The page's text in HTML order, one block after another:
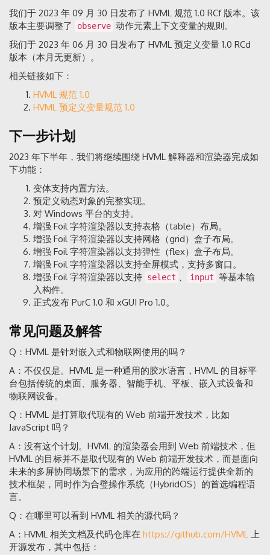
我们于 2023 年 09 月 30 日发布了 HVML 规范 1.0 RCf 版本。该
版本主要调整了
observe 动作元素上下文变量的规则。
我们于 2023 年 06 月 30 日发布了 HVML 预定义变量 1.0 RCd
版本（本月无更新）。
相关链接如下：
HVML 规范 1.0
HVML 预定义变量规范 1.0
下一步计划
2023 年下半年，我们将继续围绕 HVML 解释器和渲染器完成如
下功能：
变体支持内置方法。
预定义动态对象的完整实现。
对 Windows 平台的支持。
增强 Foil 字符渲染器以支持表格（table）布局。
增强 Foil 字符渲染器以支持网格（grid）盒子布局。
增强 Foil 字符渲染器以支持弹性（flex）盒子布局。
增强 Foil 字符渲染器以支持全屏模式，支持多窗口。
增强 Foil 字符渲染器以支持 select 、 input 等基本输
入构件。
正式发布 PurC 1.0 和 xGUI Pro 1.0。
常见问题及解答
Q：HVML 是针对嵌入式和物联网使用的吗？
A：不仅仅是。HVML 是一种通用的胶水语言，HVML 的目标平
台包括传统的桌面、服务器、智能手机、平板、嵌入式设备和
物联网设备。
Q：HVML 是打算取代现有的 Web 前端开发技术，比如
JavaScript 吗？
A：没有这个计划。HVML 的渲染器会用到 Web 前端技术，但
HVML 的目标并不是取代现有的 Web 前端开发技术，而是面向
未来的多屏协同场景下的需求，为应用的跨端运行提供全新的
技术框架，同时作为合璧操作系统（HybridOS）的首选编程语
言。
Q：在哪里可以看到 HVML 相关的源代码？
A：HVML 相关文档及代码仓库在 https://github.com/HVML 上
开源发布，其中包括：